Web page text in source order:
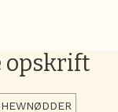
opskrift